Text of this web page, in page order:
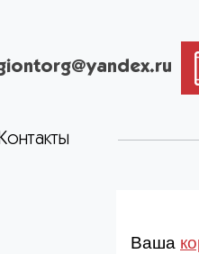
Контакты
Ваша